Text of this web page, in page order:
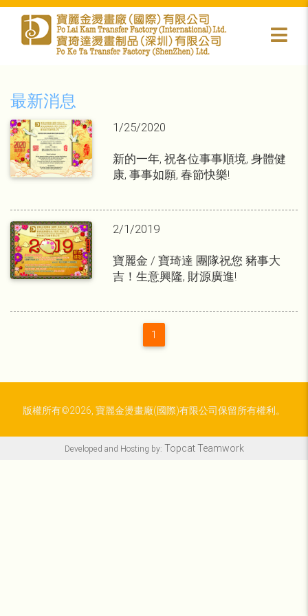
最新消息
1/25/2020
新的一年, 祝各位事事順境, 身體健
康, 事事如願, 春節快樂!
2/1/2019
寶麗金 / 寶琦達 團隊祝您 豬事大
吉！生意興隆, 財源廣進!
1
版權所有©2026, 寶麗金燙畫廠(國際)有限公司保留所有權利。
Developed and Hosting by: Topcat Teamwork